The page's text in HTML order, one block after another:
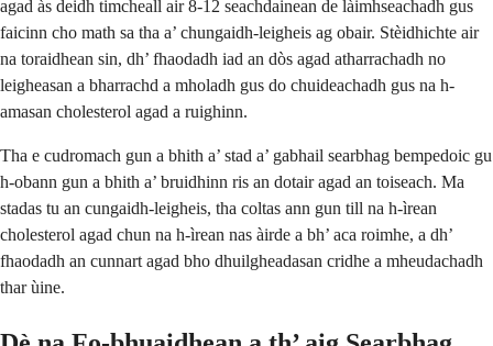
agad às deidh timcheall air 8-12 seachdainean de làimhseachadh gus
faicinn cho math sa tha a’ chungaidh-leigheis ag obair. Stèidhichte air
na toraidhean sin, dh’ fhaodadh iad an dòs agad atharrachadh no
leigheasan a bharrachd a mholadh gus do chuideachadh gus na h-
amasan cholesterol agad a ruighinn.
Tha e cudromach gun a bhith a’ stad a’ gabhail searbhag bempedoic gu
h-obann gun a bhith a’ bruidhinn ris an dotair agad an toiseach. Ma
stadas tu an cungaidh-leigheis, tha coltas ann gun till na h-ìrean
cholesterol agad chun na h-ìrean nas àirde a bh’ aca roimhe, a dh’
fhaodadh an cunnart agad bho dhuilgheadasan cridhe a mheudachadh
thar ùine.